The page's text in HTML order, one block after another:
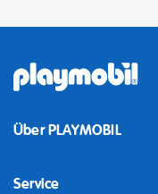
Über PLAYMOBIL
Service